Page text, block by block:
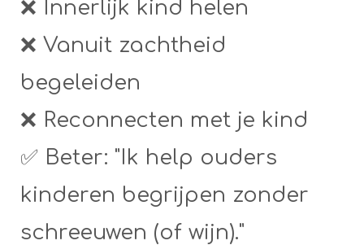
❌ Innerlijk kind helen
❌ Vanuit zachtheid
begeleiden
❌ Reconnecten met je kind
✅ Beter: "Ik help ouders
kinderen begrijpen zonder
schreeuwen (of wijn)."